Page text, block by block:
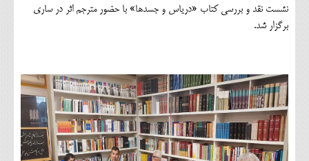
حقوقی
اقتصادی
سیاسی
خانه
نشست نقد و بررسی کتاب «دریاس و جسدها» با حضور مترجم اثر در ساری
برگزار شد.